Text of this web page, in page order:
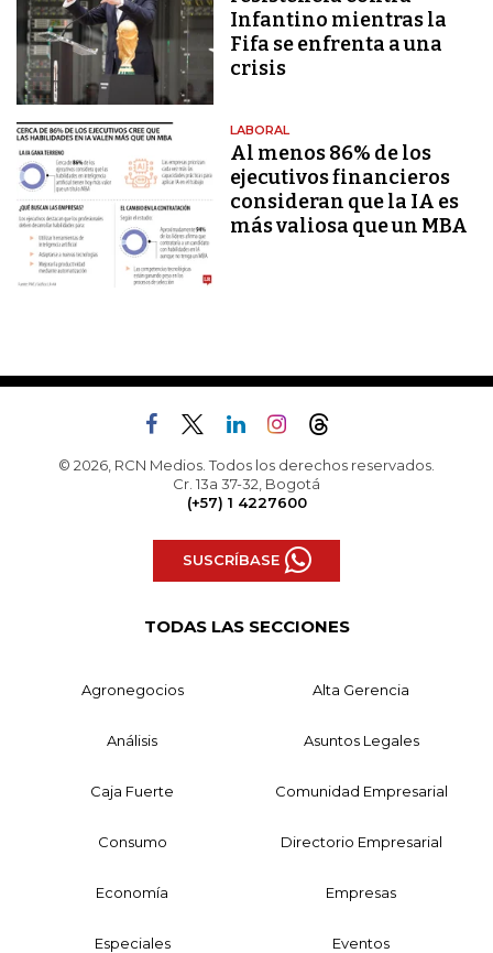
Infantino mientras la
Fifa se enfrenta a una
crisis
LABORAL
Al menos 86% de los
ejecutivos financieros
consideran que la IA es
más valiosa que un MBA
© 2026, RCN Medios. Todos los derechos reservados.
Cr. 13a 37-32, Bogotá
(+57) 1 4227600
SUSCRÍBASE
TODAS LAS SECCIONES
Agronegocios Alta Gerencia
Análisis Asuntos Legales
Caja Fuerte Comunidad Empresarial
Consumo Directorio Empresarial
Economía Empresas
Especiales Eventos